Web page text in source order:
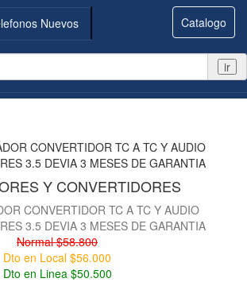
Nuevos Catalogo
ir
Y CONVERTIDORES
CONVERTIDOR TC A TC Y AUDIO
3.5 DEVIA 3 MESES DE GARANTIA
Normal $58.800
Dto en Local $56.000
Dto en Linea $50.500